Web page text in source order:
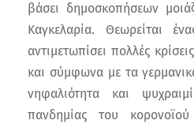
βάσει δημοσκοπήσεων
Καγκελαρία. Θεωρείται
αντιμετωπίσει πολλές
και σύμφωνα με τα
νηφαλιότητα και
πανδημίας του